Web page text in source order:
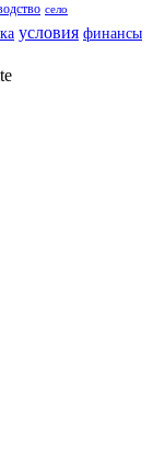
село
условия финансы